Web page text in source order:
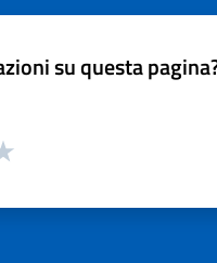
su questa